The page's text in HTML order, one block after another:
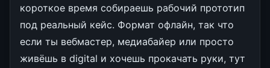
короткое время собираешь рабочий прототип
под реальный кейс. Формат офлайн, так что
если ты вебмастер, медиабайер или просто
живёшь в digital и хочешь прокачать руки, тут